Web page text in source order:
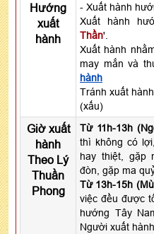
Hướng
xuất
hành
- Xuất hành
Xuất hành
Thần'.
Xuất hành
may mắn và
hành
Tránh xuất
(xấu)
Giờ xuất
hành
Theo Lý
Thuần
Phong
Từ 11h-13h
thì không có
hay thiệt, gặp
đòn, gặp ma
Từ 13h-15h
việc đều được
hướng Tây
Người xuất